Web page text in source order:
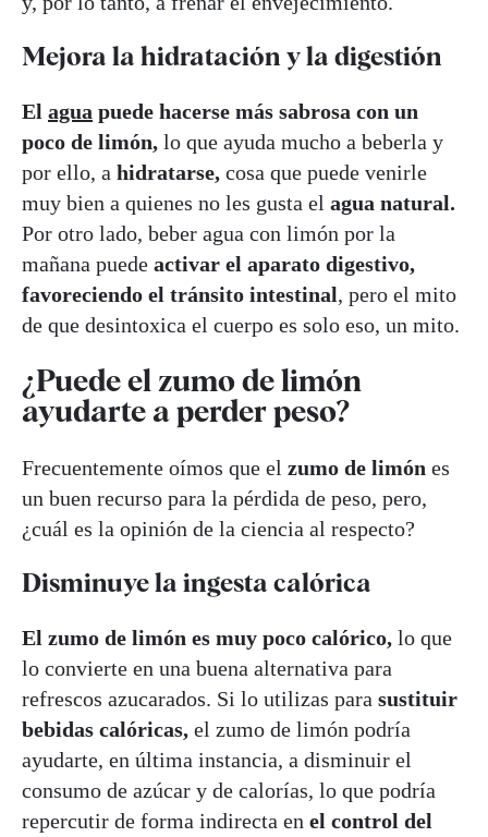
Mejora la hidratación y la digestión
El agua puede hacerse más sabrosa con un
poco de limón, lo que ayuda mucho a beberla y
por ello, a hidratarse, cosa que puede venirle
muy bien a quienes no les gusta el agua natural.
Por otro lado, beber agua con limón por la
mañana puede activar el aparato digestivo,
favoreciendo el tránsito intestinal, pero el mito
de que desintoxica el cuerpo es solo eso, un mito.
¿Puede el zumo de limón
ayudarte a perder peso?
Frecuentemente oímos que el zumo de limón es
un buen recurso para la pérdida de peso, pero,
¿cuál es la opinión de la ciencia al respecto?
Disminuye la ingesta calórica
El zumo de limón es muy poco calórico, lo que
lo convierte en una buena alternativa para
refrescos azucarados. Si lo utilizas para sustituir
bebidas calóricas, el zumo de limón podría
ayudarte, en última instancia, a disminuir el
consumo de azúcar y de calorías, lo que podría
repercutir de forma indirecta en el control del